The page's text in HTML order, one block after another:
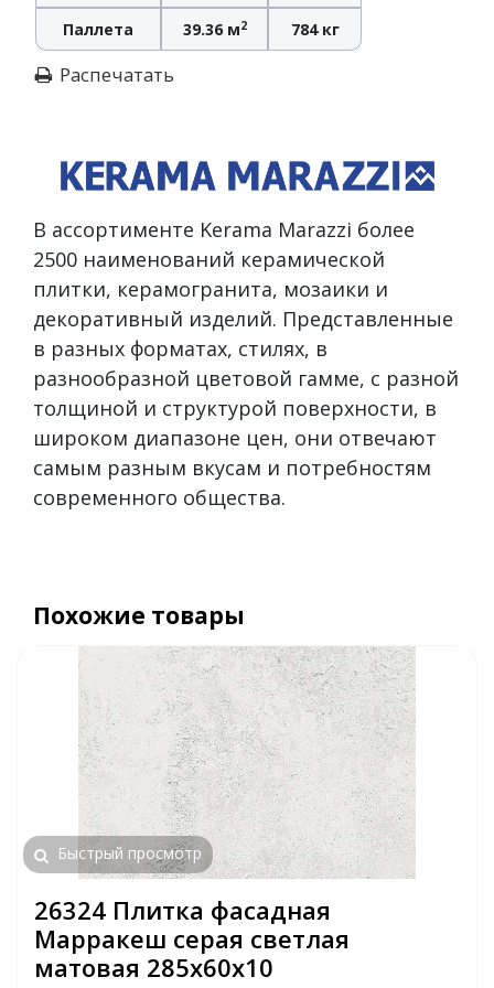
Паллета 39.36 м2 784 кг
Распечатать
В ассортименте Kerama Marazzi более
2500 наименований керамической
плитки, керамогранита, мозаики и
декоративный изделий. Представленные
в разных форматах, стилях, в
разнообразной цветовой гамме, с разной
толщиной и структурой поверхности, в
широком диапазоне цен, они отвечают
самым разным вкусам и потребностям
современного общества.
Похожие товары
Быстрый просмотр
26324 Плитка фасадная
Марракеш серая светлая
матовая 285х60х10